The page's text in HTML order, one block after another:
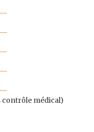
contrôle médical)